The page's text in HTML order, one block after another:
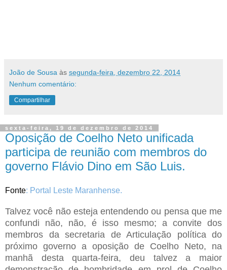
João de Sousa às segunda-feira, dezembro 22, 2014
Nenhum comentário:
Compartilhar
sexta-feira, 19 de dezembro de 2014
Oposição de Coelho Neto unificada
participa de reunião com membros do
governo Flávio Dino em São Luis.
Fonte: Portal Leste Maranhense.
Talvez você não esteja entendendo ou pensa que me
confundi não, não, é isso mesmo; a convite dos
membros da secretaria de Articulação política do
próximo governo a oposição de Coelho Neto, na
manhã desta quarta-feira, deu talvez a maior